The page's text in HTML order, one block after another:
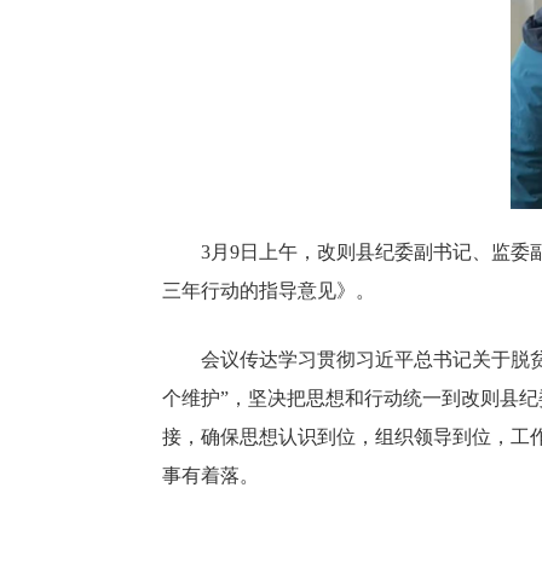
3月9日上午，改则县纪委副书记、监
三年行动的指导意见》。
会议传达学习贯彻习近平总书记关于脱
个维护”，坚决把思想和行动统一到改则县
接，确保思想认识到位，组织领导到位，
事有着落。